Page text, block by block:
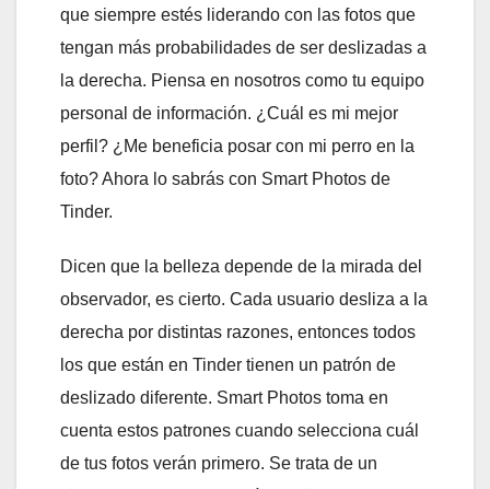
que siempre estés liderando con las fotos que
tengan más probabilidades de ser deslizadas a
la derecha. Piensa en nosotros como tu equipo
personal de información. ¿Cuál es mi mejor
perfil? ¿Me beneficia posar con mi perro en la
foto? Ahora lo sabrás con Smart Photos de
Tinder.
Dicen que la belleza depende de la mirada del
observador, es cierto. Cada usuario desliza a la
derecha por distintas razones, entonces todos
los que están en Tinder tienen un patrón de
deslizado diferente. Smart Photos toma en
cuenta estos patrones cuando selecciona cuál
de tus fotos verán primero. Se trata de un